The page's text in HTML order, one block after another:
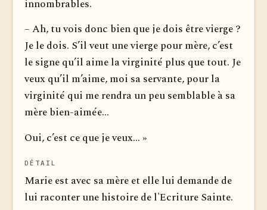
innombrables.
– Ah, tu vois donc bien que je dois être vierge ?
Je le dois. S’il veut une vierge pour mère, c’est
le signe qu’il aime la virginité plus que tout. Je
veux qu’il m’aime, moi sa servante, pour la
virginité qui me rendra un peu semblable à sa
mère bien-aimée...
Oui, c’est ce que je veux... »
DÉTAIL
Marie est avec sa mère et elle lui demande de
lui raconter une histoire de l'Ecriture Sainte.